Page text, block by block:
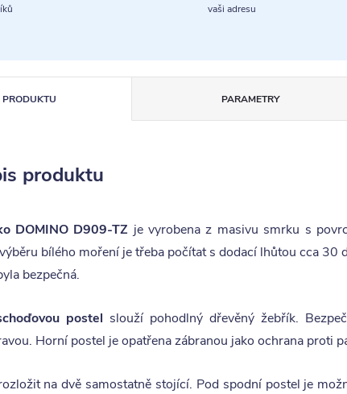
vaši adresu
PRODUKTU PARAMETRY
produktu
DOMINO D909-TZ je vyrobena z masivu smrku s
bílého moření je třeba počítat s dodací lhůtou cca 30
bezpečná.
postel slouží pohodlný dřevěný žebřík.
Horní postel je opatřena zábranou jako ochrana proti
na dvě samostatně stojící. Pod spodní postel je